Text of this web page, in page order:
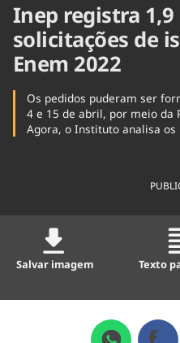
Inep registra
solicitações de
Enem 2022
Os pedidos puderam ser
4 e 15 de abril, por meio da
Agora, o Instituto analisa os
Salvar imagem Texto